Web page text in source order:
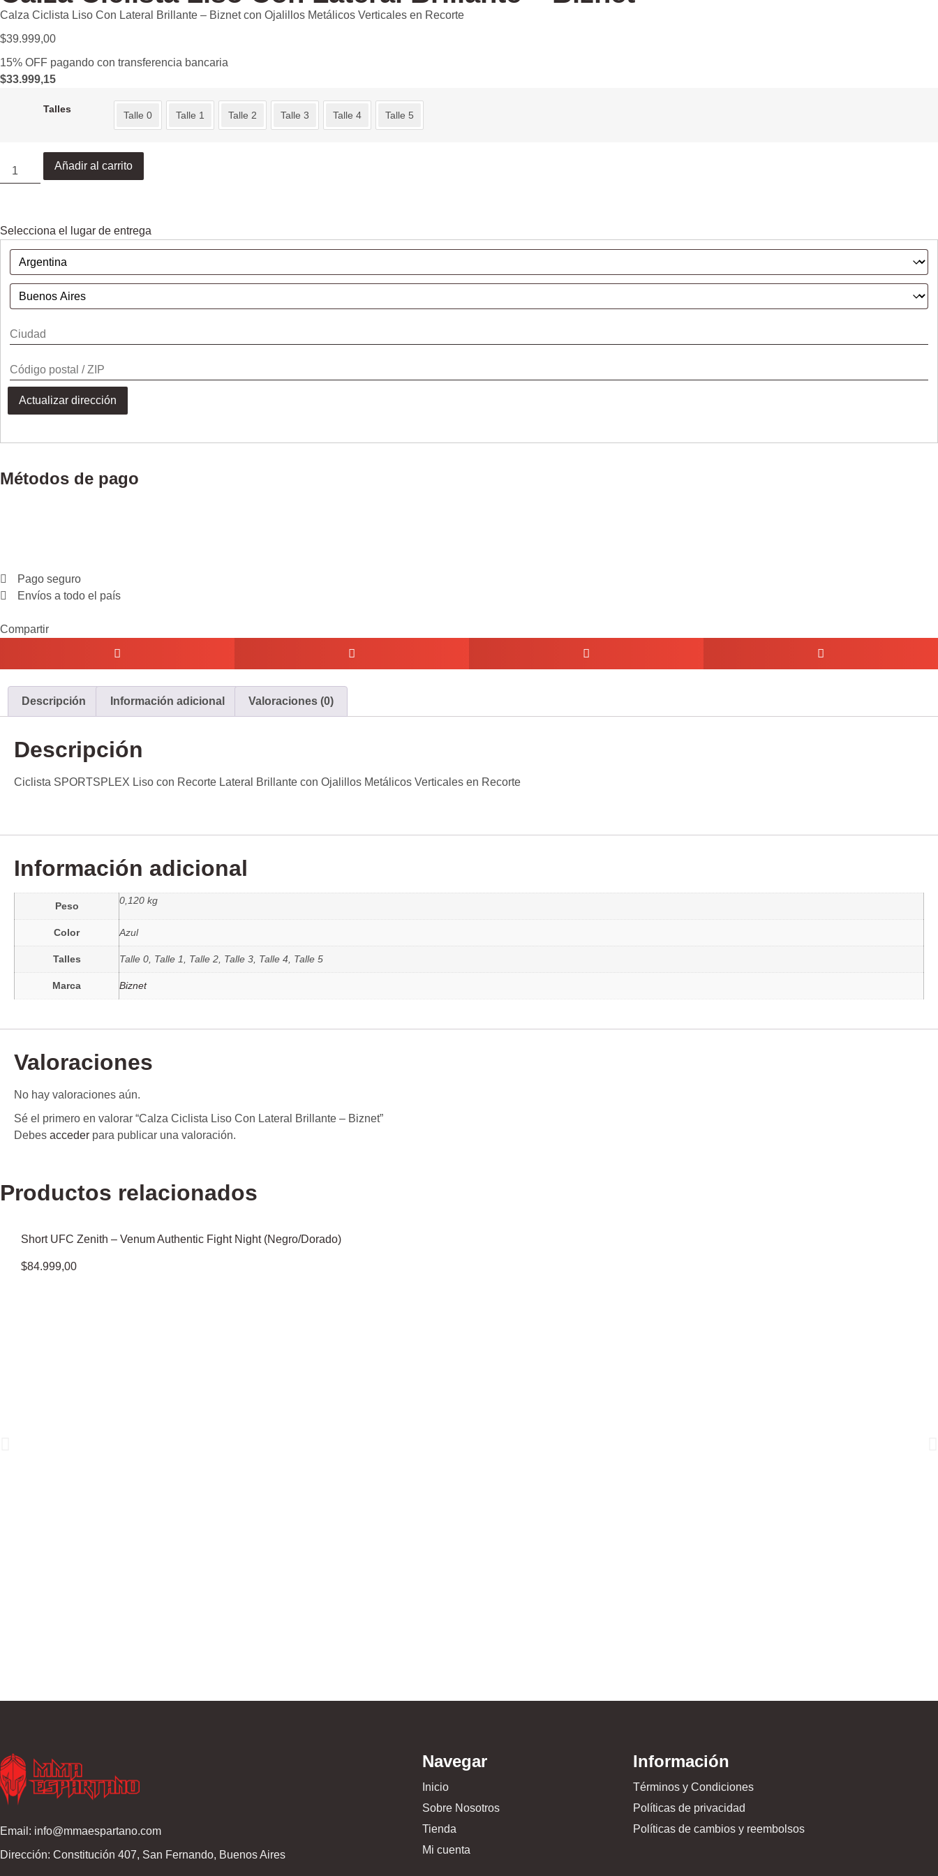
Calza Ciclista Liso Con Lateral Brillante – Biznet con Ojalillos Metálicos Verticales en Recorte
$39.999,00
15% OFF pagando con transferencia bancaria
$33.999,15
Talles
Talle 0 Talle 1 Talle 2 Talle 3 Talle 4 Talle 5
Añadir al carrito
Selecciona el lugar de entrega
Actualizar dirección
Métodos de pago
Pago seguro
Envíos a todo el país
Compartir
Descripción Información adicional Valoraciones (0)
Descripción
Ciclista SPORTSPLEX Liso con Recorte Lateral Brillante con Ojalillos Metálicos Verticales en Recorte
Información adicional
Peso 0,120 kg
Color Azul
Talles Talle 0, Talle 1, Talle 2, Talle 3, Talle 4, Talle 5
Marca Biznet
Valoraciones
No hay valoraciones aún.
Sé el primero en valorar “Calza Ciclista Liso Con Lateral Brillante – Biznet”
Debes acceder para publicar una valoración.
Productos relacionados
Short UFC Zenith – Venum Authentic Fight Night (Negro/Dorado)
$84.999,00
Email: info@mmaespartano.com
Dirección: Constitución 407, San Fernando, Buenos Aires
Navegar
Inicio
Sobre Nosotros
Tienda
Mi cuenta
Información
Términos y Condiciones
Políticas de privacidad
Políticas de cambios y reembolsos